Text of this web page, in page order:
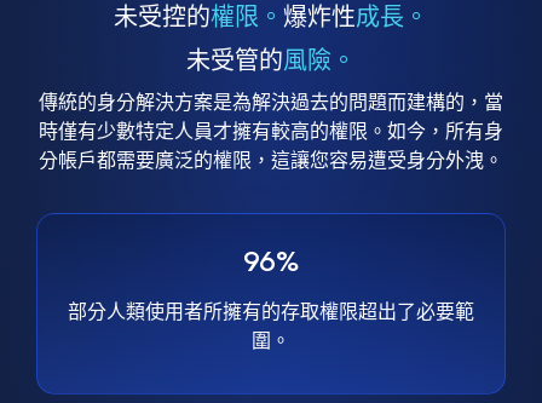
未受控的權限。 爆炸性成長。
未受管的風險。
傳統的身分解決方案是為解決過去的問題而建構的，當
時僅有少數特定人員才擁有較高的權限。如今，所有身
分帳戶都需要廣泛的權限，這讓您容易遭受身分外洩。
96%
部分人類使用者所擁有的存取權限超出了必要範
圍。